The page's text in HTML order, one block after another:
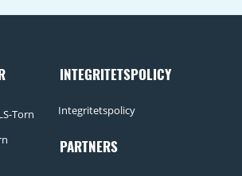
Torn
INTEGRITETSPOLICY
Integritetspolicy
PARTNERS